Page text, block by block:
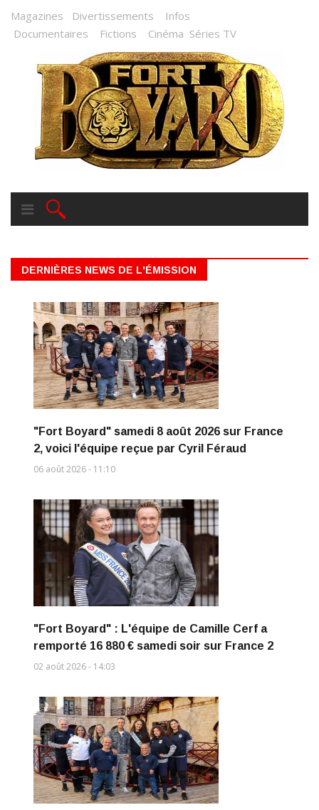
Magazines Divertissements
Infos
Documentaires
Fictions Cinéma Séries TV
DERNIÈRES NEWS DE L'ÉMISSION
"Fort Boyard" samedi 8 août 2026 sur France
2, voici l'équipe reçue par Cyril Féraud
06 août 2026 - 11:10
"Fort Boyard" : L'équipe de Camille Cerf a
remporté 16 880 € samedi soir sur France 2
02 août 2026 - 14:03